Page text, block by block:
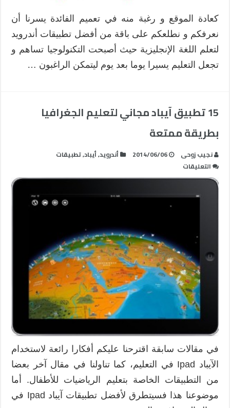
كعادة الموقع و رغبة منه في تعميم الفائدة يسرنا أن
نعرفكم و نطلعكم على باقة من أفضل تطبيقات أندرويد
لتعلم اللغة الإنجليزية حيث أصبحت التكنولوجيا تساهم و
تجعل التعليم يسيرا يوما بعد يوم ليتمكن الراغبون …
15 تطبيق آيباد مجاني لتعليم الجغرافيا
بطريقة ممتعة
نجيب زوحى 2014/06/06 أندرويد,أيباد,تطبيقات
التعليقات
15
آيباد
الجغرافيا
بطريقة
ممتعة
مغلقة
في مقالات سابقة اقترحنا عليكم أفكارا رائعة لاستخدام
الآيباد Ipad في التعليم، كما تناولنا في مقال آخر بعضا
من التطبيقات الخاصة بتعليم الرياضيات للأطفال. أما
موضوعنا هذا فسيتطرق لأفضل تطبيقات آيباد Ipad في